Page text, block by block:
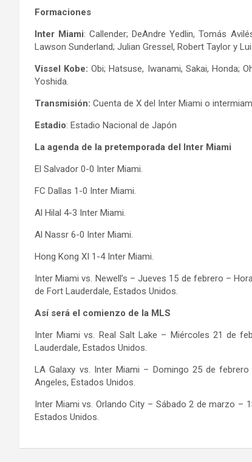
Formaciones
Inter Miami: Callender; DeAndre Yedlin, Tomás
Lawson Sunderland; Julian Gressel, Robert Taylor y
Vissel Kobe:Obi; Hatsuse, Iwanami, Sakai, Honda;
Yoshida.
Transmisión: Cuenta de X del Inter Miami o
Estadio: Estadio Nacional de Japón
La agenda de la pretemporada del Inter Miami
El Salvador 0-0 Inter Miami.
FC Dallas 1-0 Inter Miami.
Al Hilal 4-3 Inter Miami.
Al Nassr 6-0 Inter Miami.
Hong Kong XI 1-4 Inter Miami.
Inter Miami vs. Newell’s – Jueves 15 de febrero –
de Fort Lauderdale, Estados Unidos.
Así será el comienzo de la MLS
Inter Miami vs. Real Salt Lake – Miércoles 21 de
Lauderdale, Estados Unidos.
LA Galaxy vs. Inter Miami – Domingo 25 de
Angeles, Estados Unidos.
Inter Miami vs. Orlando City – Sábado 2 de marzo –
Estados Unidos.